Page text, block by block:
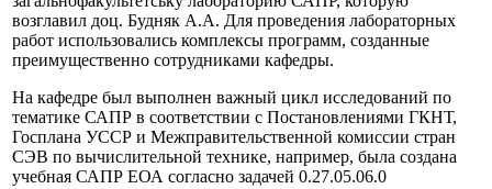
возглавил доц. Будняк А.А. Для проведения лабораторных
работ использовались комплексы программ, созданные
преимущественно сотрудниками кафедры.
На кафедре был выполнен важный цикл исследований по
тематике САПР в соответствии с Постановлениями ГКНТ,
Госплана УССР и Межправительственной комиссии стран
СЭВ по вычислительной технике, например, была создана
учебная САПР ЕОА согласно задачей 0.27.05.06.0